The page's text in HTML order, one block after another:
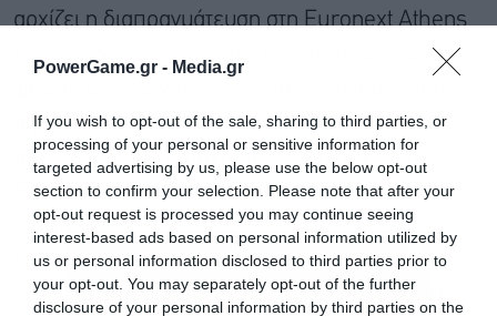
PowerGame.gr - Media.gr
If you wish to opt-out of the sale, sharing to third parties, or
processing of your personal or sensitive information for
targeted advertising by us, please use the below opt-out
section to confirm your selection. Please note that after your
opt-out request is processed you may continue seeing
interest-based ads based on personal information utilized by
us or personal information disclosed to third parties prior to
your opt-out. You may separately opt-out of the further
disclosure of your personal information by third parties on the
αρχίζει η διαπραγμάτευση στη Euronext Athens
των 20.368 νέων κοινών, ονομαστικών, μετά
αξία €3,44. Από την ίδια ημερομηνία, οι μετοχές
αυτές θα έχουν καταχωρηθεί στα αρχεία της
Euronext Securities Athens και στις μερίδες και
λογαριασμούς αξιογράφων στο Σ.Α.Τ. που
δήλωσαν οι ανωτέρω δικαιούχοι, όπως
προβλέπει ο νόμος και η τιμή των μετοχών της